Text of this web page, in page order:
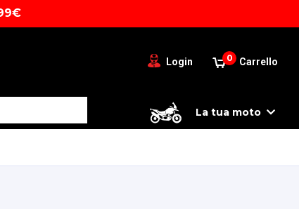
0 Carrello
Login
La tua moto